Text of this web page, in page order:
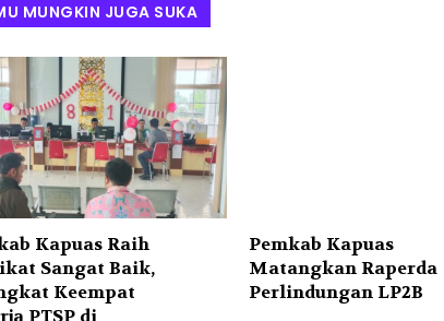
MUNGKIN JUGA SUKA
Kapuas Raih
Sangat Baik,
Keempat
Pemkab Kapuas
Matangkan Raperda
Perlindungan LP2B